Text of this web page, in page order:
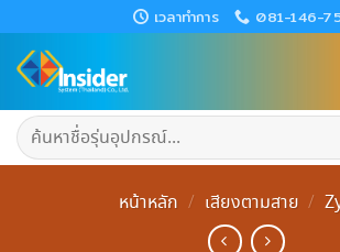
to
content
เวลาทำการ 081-146-
ค้นหา:
หน้าหลัก / เสียงตามสาย /